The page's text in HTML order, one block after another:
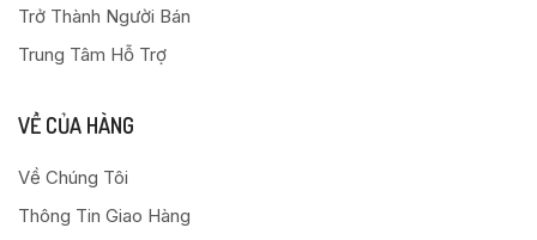
Trở Thành Người Bán
Trung Tâm Hỗ Trợ
VỀ CỦA HÀNG
Về Chúng Tôi
Thông Tin Giao Hàng